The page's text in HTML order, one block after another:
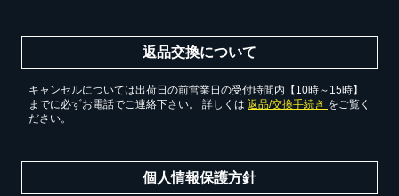
返品交換について
キャンセルについては出荷日の前営業日の受付時間内【10時～15時】
までに必ずお電話でご連絡下さい。 詳しくは 返品/交換手続き をご覧く
ださい。
個人情報保護方針